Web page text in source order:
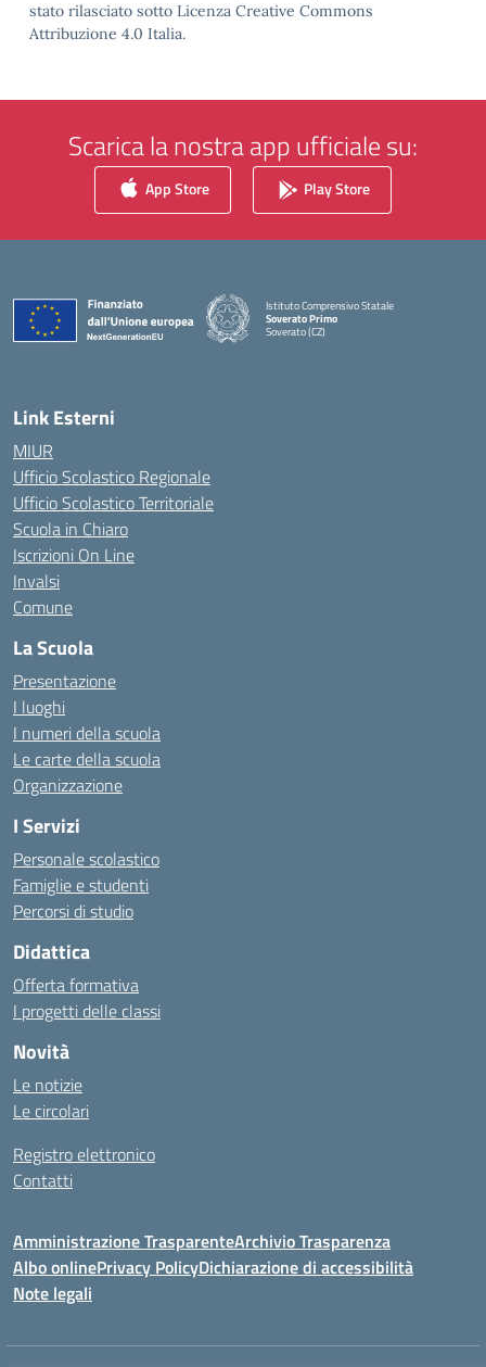
stato rilasciato sotto Licenza Creative Commons
Attribuzione 4.0 Italia.
Scarica la nostra app ufficiale su:
App Store Play Store
Istituto Comprensivo Statale
Soverato Primo
Soverato (CZ)
Link Esterni
MIUR
Ufficio Scolastico Regionale
Ufficio Scolastico Territoriale
Scuola in Chiaro
Iscrizioni On Line
Invalsi
Comune
La Scuola
Presentazione
I luoghi
I numeri della scuola
Le carte della scuola
Organizzazione
I Servizi
Personale scolastico
Famiglie e studenti
Percorsi di studio
Didattica
Offerta formativa
I progetti delle classi
Novità
Le notizie
Le circolari
Registro elettronico
Contatti
Amministrazione TrasparenteArchivio Trasparenza
Albo onlinePrivacy PolicyDichiarazione di accessibilità
Note legali